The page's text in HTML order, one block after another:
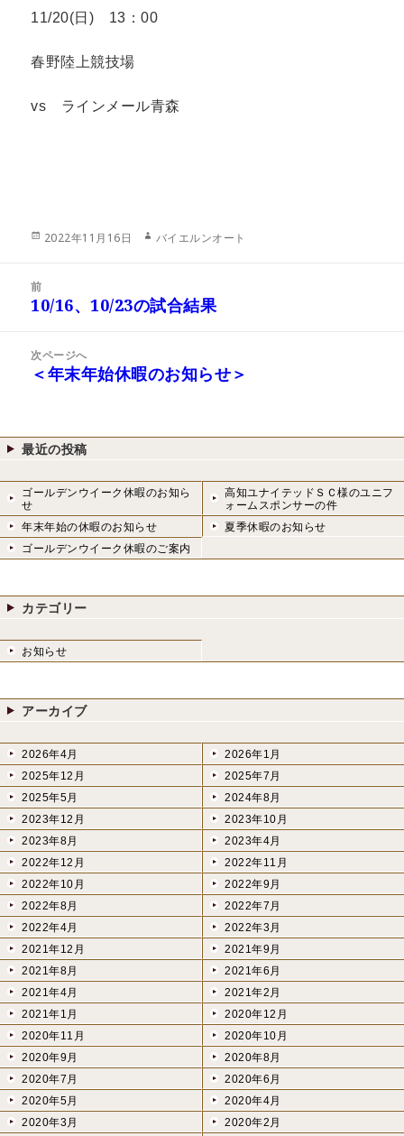
11/20(日) 13：00
春野陸上競技場
vs ラインメール青森
投
2022年11月16日
作
バイエルンオート
ン
前
前
投
稿:
10/16、10/23の試合結果
次ページへ
次
稿:
＜年末年始休暇のお知らせ＞
最近の投稿
ゴールデンウイーク休暇のお知ら
せ
高知ユナイテッドＳＣ様のユニフ
ォームスポンサーの件
年末年始の休暇のお知らせ
夏季休暇のお知らせ
ゴールデンウイーク休暇のご案内
カテゴリー
お知らせ
アーカイブ
2026年4月
2026年1月
2025年12月
2025年7月
2025年5月
2024年8月
2023年12月
2023年10月
2023年8月
2023年4月
2022年12月
2022年11月
2022年10月
2022年9月
2022年8月
2022年7月
2022年4月
2022年3月
2021年12月
2021年9月
2021年8月
2021年6月
2021年4月
2021年2月
2021年1月
2020年12月
2020年11月
2020年10月
2020年9月
2020年8月
2020年7月
2020年6月
2020年5月
2020年4月
2020年3月
2020年2月